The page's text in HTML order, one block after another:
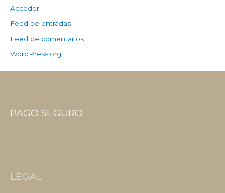
Acceder
Feed de entradas
Feed de comentarios
WordPress.org
PAGO SEGURO
LEGAL